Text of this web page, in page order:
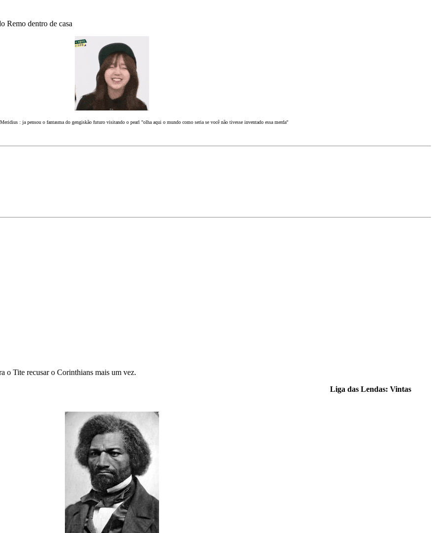
Remo dentro de casa
: ja pensou o fantasma do gengiskão futuro visitando o pearl "olha aqui o mundo como seria se você não tivesse inventado essa merda"
o Tite recusar o Corinthians mais um vez.
Liga das Lendas: Vintas